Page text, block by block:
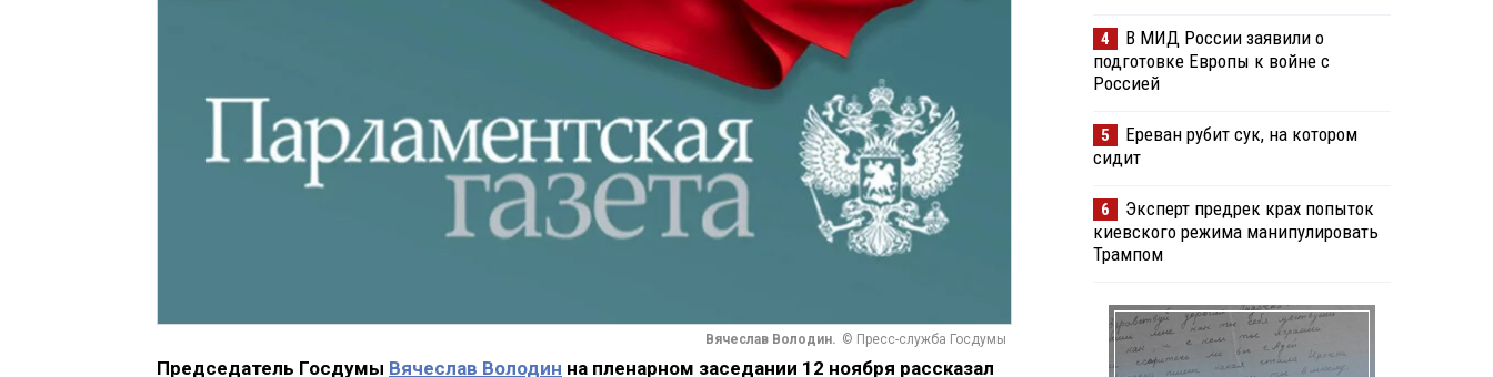
Вячеслав Володин. © Пресс-служба Госдумы
Председатель Госдумы Вячеслав Володин на пленарном заседании 12 ноября рассказал
4
В МИД России заявили о
подготовке Европы к войне с
Россией
5
Ереван рубит сук, на котором
сидит
6
Эксперт предрек крах попыток
киевского режима манипулировать
Трампом